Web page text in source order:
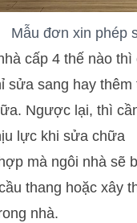
Mẫu đơn xin phép
cấp 4 thế nào thì
sửa sang hay
Ngược lại, thì
lực khi sửa chữa
mà ngôi nhà sẽ
thang hoặc xây
nhà.